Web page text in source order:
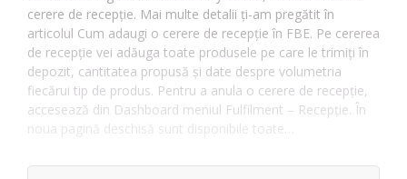
cerere de recepție. Mai multe detalii ți-am pregătit în
articolul Cum adaugi o cerere de recepție în FBE. Pe cererea
de recepție vei adăuga toate produsele pe care le trimiți în
depozit, cantitatea propusă și date despre volumetria
fiecărui tip de produs. Pentru a anula o cerere de recepție,
accesează din Dashboard meniul Fulfilment – Recepție. În
noua pagină deschisă sunt disponibile toate…